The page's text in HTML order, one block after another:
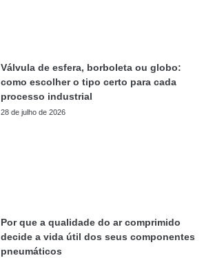
Válvula de esfera, borboleta ou globo:
como escolher o tipo certo para cada
processo industrial
28 de julho de 2026
Por que a qualidade do ar comprimido
decide a vida útil dos seus componentes
pneumáticos